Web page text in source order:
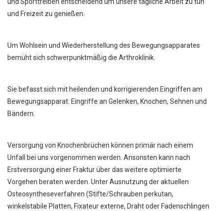
und Sporttreiben entscheidend um unsere tägliche Arbeit zu tun
und Freizeit zu genießen.
Um Wohlsein und Wiederherstellung des Bewegungsapparates
bemüht sich schwerpunktmäßig die Arthroklinik.
Sie befasst sich mit heilenden und korrigierenden Eingriffen am
Bewegungsapparat. Eingriffe an Gelenken, Knochen, Sehnen und
Bändern.
Versorgung von Knochenbrüchen können primär nach einem
Unfall bei uns vorgenommen werden. Ansonsten kann nach
Erstversorgung einer Fraktur über das weitere optimierte
Vorgehen beraten werden. Unter Ausnutzung der aktuellen
Osteosyntheseverfahren (Stifte/Schrauben perkutan,
winkelstabile Platten, Fixateur externe, Draht oder Fadenschlingen